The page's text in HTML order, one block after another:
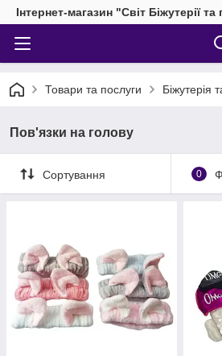
Інтернет-магазин "Світ Біжутерії та
Товари та послуги Біжутерія
Пов'язки на голову
Сортування 0